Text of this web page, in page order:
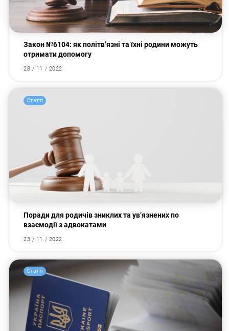
Закон №6104: як політв’язні та їхні родини можуть
отримати допомогу
28 / 11 / 2022
Статті
Поради для родичів зниклих та ув’язнених по
взаємодії з адвокатами
23 / 11 / 2022
Статті